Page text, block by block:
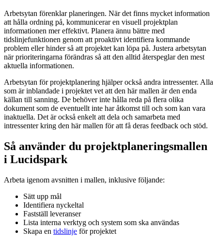
Arbetsytan förenklar planeringen. När det finns mycket information
att hålla ordning på, kommunicerar en visuell projektplan
informationen mer effektivt. Planera ännu bättre med
tidslinjefunktionen genom att proaktivt identifiera kommande
problem eller hinder så att projektet kan löpa på. Justera arbetsytan
när prioriteringarna förändras så att den alltid återspeglar den mest
aktuella informationen.
Arbetsytan för projektplanering hjälper också andra intressenter. Alla
som är inblandade i projektet vet att den här mallen är den enda
källan till sanning. De behöver inte hålla reda på flera olika
dokument som de eventuellt inte har åtkomst till och som kan vara
inaktuella. Det är också enkelt att dela och samarbeta med
intressenter kring den här mallen för att få deras feedback och stöd.
Så använder du projektplaneringsmallen
i Lucidspark
Arbeta igenom avsnitten i mallen, inklusive följande:
Sätt upp mål
Identifiera nyckeltal
Fastställ leveranser
Lista interna verktyg och system som ska användas
Skapa en tidslinje för projektet